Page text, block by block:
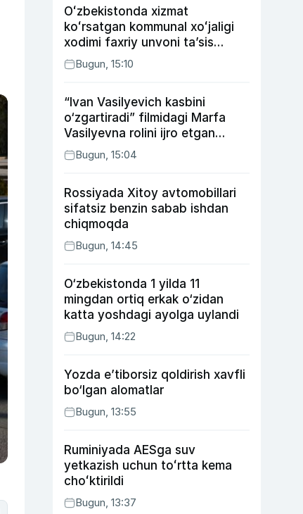
Oʻzbekistonda xizmat
koʻrsatgan kommunal xoʻjaligi
xodimi faxriy unvoni taʼsis
etilishi mumkin
Bugun, 15:10
“Ivan Vasilyevich kasbini
o‘zgartiradi” filmidagi Marfa
Vasilyevna rolini ijro etgan
aktrisaning taqdiri qanday
kechdi?
Bugun, 15:04
Rossiyada Xitoy avtomobillari
sifatsiz benzin sabab ishdan
chiqmoqda
Bugun, 14:45
O‘zbekistonda 1 yilda 11
mingdan ortiq erkak o‘zidan
katta yoshdagi ayolga uylandi
Bugun, 14:22
Yozda e’tiborsiz qoldirish xavfli
bo‘lgan alomatlar
Bugun, 13:55
Ruminiyada AESga suv
yetkazish uchun toʻrtta kema
choʻktirildi
Bugun, 13:37